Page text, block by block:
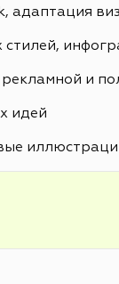
адаптация
и
идей